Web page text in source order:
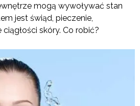
mogą wywoływać stan
jest świąd, pieczenie,
skóry. Co robić?